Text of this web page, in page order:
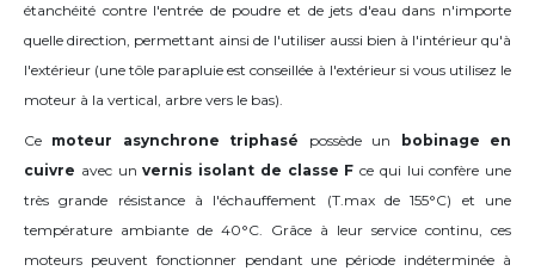
étanchéité contre l'entrée de poudre et de jets d'eau dans n'importe
quelle direction, permettant ainsi de l'utiliser aussi bien à l'intérieur qu'à
l'extérieur (une tôle parapluie est conseillée à l'extérieur si vous utilisez le
moteur à la vertical, arbre vers le bas).
Ce moteur asynchrone triphasé possède un
bobinage en
cuivre avec unvernis isolant de classe F ce qui lui confère une
très grande résistance à l'échauffement (T.max de 155°C) et une
température ambiante de 40°C. Grâce à leur service continu, ces
moteurs peuvent fonctionner pendant une période indéterminée à